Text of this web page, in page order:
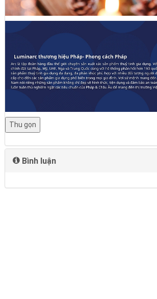
Thu gọn
Bình luận